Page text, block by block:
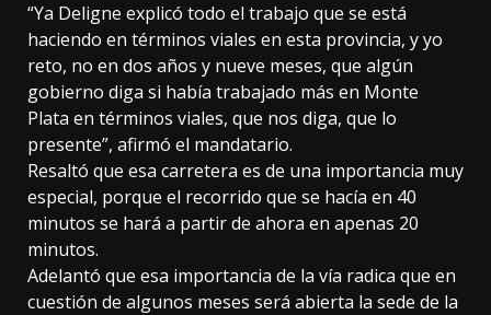
“Ya Deligne explicó todo el trabajo que se está
haciendo en términos viales en esta provincia, y yo
reto, no en dos años y nueve meses, que algún
gobierno diga si había trabajado más en Monte
Plata en términos viales, que nos diga, que lo
presente”, afirmó el mandatario.
Resaltó que esa carretera es de una importancia muy
especial, porque el recorrido que se hacía en 40
minutos se hará a partir de ahora en apenas 20
minutos.
Adelantó que esa importancia de la vía radica que en
cuestión de algunos meses será abierta la sede de la